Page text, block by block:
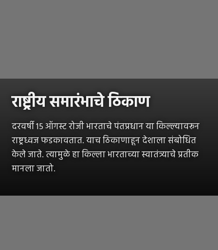
राष्ट्रीय समारंभाचे ठिकाण
दरवर्षी 15 ऑगस्ट रोजी भारताचे पंतप्रधान या किल्ल्यावरून
राष्ट्रध्वज फडकावतात. याच ठिकाणाहून देशाला संबोधित
केले जाते. त्यामुळे हा किल्ला भारताच्या स्वातंत्र्याचे प्रतीक
मानला जातो.